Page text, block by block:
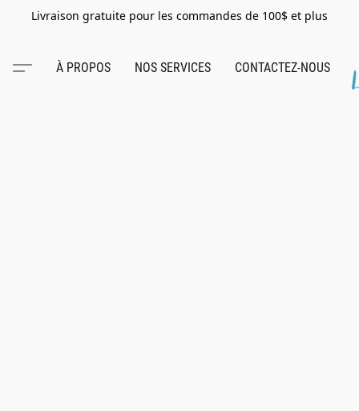
Livraison gratuite pour les commandes de 100$ et plus
À PROPOS NOS SERVICES CONTACTEZ-NOUS